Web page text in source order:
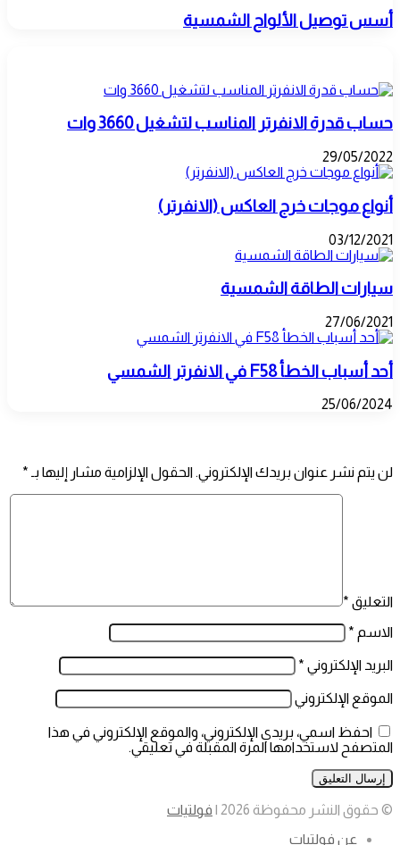
معامل
القدرة
أسس
توصيل
أسس توصيل الألواح الشمسية
حساب قدرة الانفرتر المناسب لتشغيل 3660 وات
29/05/2022
أنواع موجات خرج العاكس (الانفرتر)
03/12/2021
سيارات الطاقة الشمسية
27/06/2021
أحد أسباب الخطأ F58 في الانفرتر الشمسي
25/06/2024
لن يتم نشر عنوان بريدك الإلكتروني. الحقول الإلزامية مشار إليها بـ *
التعليق *
الاسم *
البريد الإلكتروني *
الموقع الإلكتروني
احفظ اسمي، بريدي الإلكتروني، والموقع الإلكتروني في هذا
المتصفح لاستخدامها المرة المقبلة في تعليقي.
© حقوق النشر محفوظة 2026 |
فولتيات
عن فولتيات